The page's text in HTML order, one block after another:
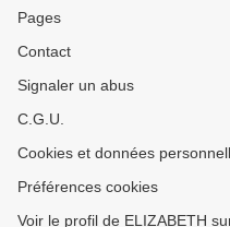
Pages
Contact
Signaler un abus
C.G.U.
Cookies et données
Préférences cookies
Voir le profil de ELIZABETH